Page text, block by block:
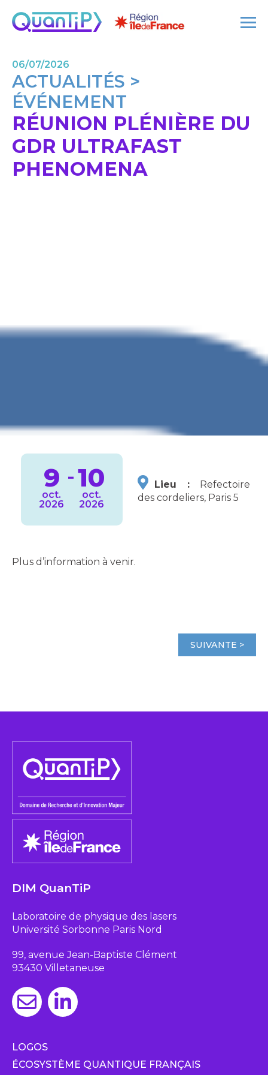
06/07/2026
ACTUALITÉS >
ÉVÉNEMENT
RÉUNION PLÉNIÈRE DU
GDR ULTRAFAST
PHENOMENA
9
oct.
2026
-10
oct.
2026
Lieu : Refectoire
des cordeliers, Paris 5
Plus d’information à venir.
SUIVANTE >
DIM QuanTiP
Laboratoire de physique des lasers
Université Sorbonne Paris Nord
99, avenue Jean-Baptiste Clément
93430 Villetaneuse
LOGOS
ÉCOSYSTÈME QUANTIQUE FRANÇAIS